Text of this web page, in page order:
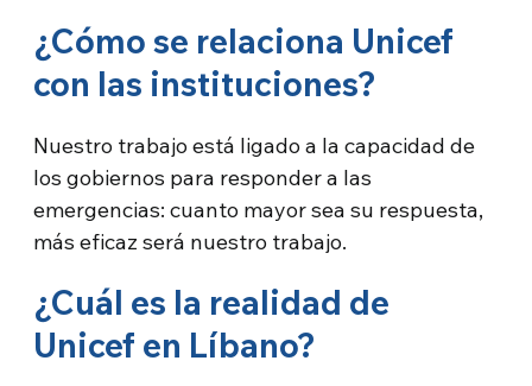
¿Cómo se relaciona Unicef
con las instituciones?
Nuestro trabajo está ligado a la capacidad de
los gobiernos para responder a las
emergencias: cuanto mayor sea su respuesta,
más eficaz será nuestro trabajo.
¿Cuál es la realidad de
Unicef en Líbano?